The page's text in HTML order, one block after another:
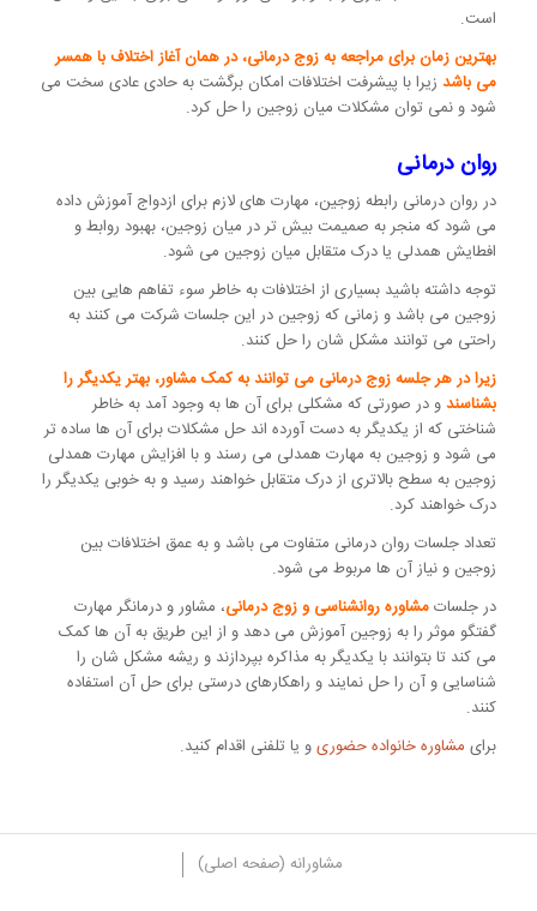
است.
بهترین زمان برای مراجعه به زوج درمانی، در همان آغاز اختلاف با همسر
می باشدزیرا با پیشرفت اختلافات امکان برگشت به حادی عادی سخت می
شود و نمی توان مشکلات میان زوجین را حل کرد.
روان درمانی
در روان درمانی رابطه زوجین، مهارت های لازم برای ازدواج آموزش داده
می شود که منجر به صمیمت بیش تر در میان زوجین، بهبود روابط و
افطایش همدلی یا درک متقابل میان زوجین می شود.
توجه داشته باشید بسیاری از اختلافات به خاطر سوء تفاهم هایی بین
زوجین می باشد و زمانی که زوجین در این جلسات شرکت می کنند به
راحتی می توانند مشکل شان را حل کنند.
زیرا در هر جلسه زوج درمانی می توانند به کمک مشاور، بهتر یکدیگر را
بشناسند و در صورتی که مشکلی برای آن ها به وجود آمد به خاطر
شناختی که از یکدیگر به دست آورده اند حل مشکلات برای آن ها ساده تر
می شود و زوجین به مهارت همدلی می رسند و با افزایش مهارت همدلی
زوجین به سطح بالاتری از درک متقابل خواهند رسید و به خوبی یکدیگر را
درک خواهند کرد.
تعداد جلسات روان درمانی متفاوت می باشد و به عمق اختلافات بین
زوجین و نیاز آن ها مربوط می شود.
در جلساتمشاوره روانشناسی و زوج درمانی، مشاور و درمانگر مهارت
گفتگو موثر را به زوجین آموزش می دهد و از این طریق به آن ها کمک
می کند تا بتوانند با یکدیگر به مذاکره بپردازند و ریشه مشکل شان را
شناسایی و آن را حل نمایند و راهکارهای درستی برای حل آن استفاده
کنند.
برای مشاوره خانواده حضوریو یا تلفنی اقدام کنید.
مشاورانه (صفحه اصلی)